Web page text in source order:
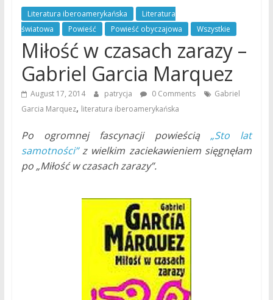
Literatura iberoamerykańska
Literatura
światowa
Powieść Powieść obyczajowa Wszystkie
Miłość w czasach zarazy –
Gabriel Garcia Marquez
August 17, 2014 patrycja 0 Comments
Gabriel
Garcia Marquez, literatura iberoamerykańska
Po ogromnej fascynacji powieścią „Sto lat
samotności”z wielkim zaciekawieniem sięgnęłam
po „Miłość w czasach zarazy”.